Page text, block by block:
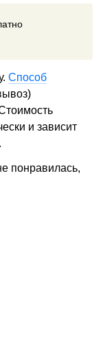
Способ
и зависит
понравилась,